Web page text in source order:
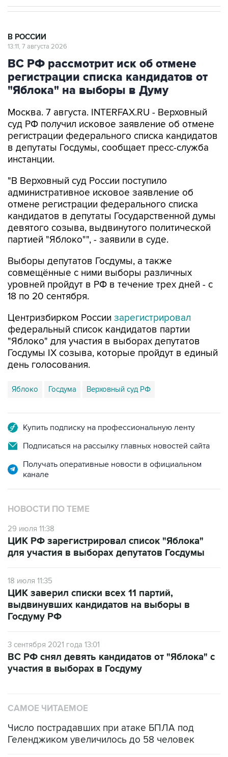
В РОССИИ
13:11, 7 августа 2026
ВС РФ рассмотрит иск об отмене
регистрации списка кандидатов от
"Яблока" на выборы в Думу
Москва. 7 августа. INTERFAX.RU - Верховный
суд РФ получил исковое заявление об отмене
регистрации федерального списка кандидатов
в депутаты Госдумы, сообщает пресс-служба
инстанции.
"В Верховный суд России поступило
административное исковое заявление об
отмене регистрации федерального списка
кандидатов в депутаты Государственной думы
девятого созыва, выдвинутого политической
партией "Яблоко"", - заявили в суде.
Выборы депутатов Госдумы, а также
совмещённые с ними выборы различных
уровней пройдут в РФ в течение трех дней - с
18 по 20 сентября.
Центризбирком России зарегистрировал
федеральный список кандидатов партии
"Яблоко" для участия в выборах депутатов
Госдумы IX созыва, которые пройдут в единый
день голосования.
Яблоко Госдума Верховный суд РФ
Купить подписку на профессиональную ленту
Подписаться на рассылку главных новостей сайта
Получать оперативные новости в официальном
канале
НОВОСТИ ПО ТЕМЕ
29 июля 11:38
ЦИК РФ зарегистрировал список "Яблока"
для участия в выборах депутатов Госдумы
18 июля 11:35
ЦИК заверил списки всех 11 партий,
выдвинувших кандидатов на выборы в
Госдуму РФ
3 сентября 2021 года 13:01
ВС РФ снял девять кандидатов от "Яблока" с
участия в выборах в Госдуму
САМОЕ ЧИТАЕМОЕ
Число пострадавших при атаке БПЛА под
Геленджиком увеличилось до 58 человек